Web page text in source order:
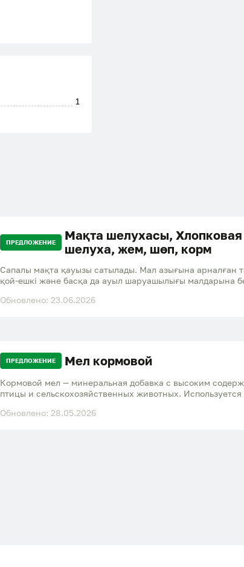
1
ПРЕДЛОЖЕНИЕ
Мақта шелухасы, Хлопковая
шелуха, жем, шөп, корм
Сапалы мақта қауызы сатылады. Мал азығына арналған
қой-ешкі және басқа да ауыл шаруашылығы малдарына
кормовой продукт для сельскохозяйственных животных.
Обновлено: 23.06.2026
ПРЕДЛОЖЕНИЕ Мел кормовой
Кормовой мел — минеральная добавка с высоким
птицы и сельскохозяйственных животных.
Обновлено: 28.05.2026